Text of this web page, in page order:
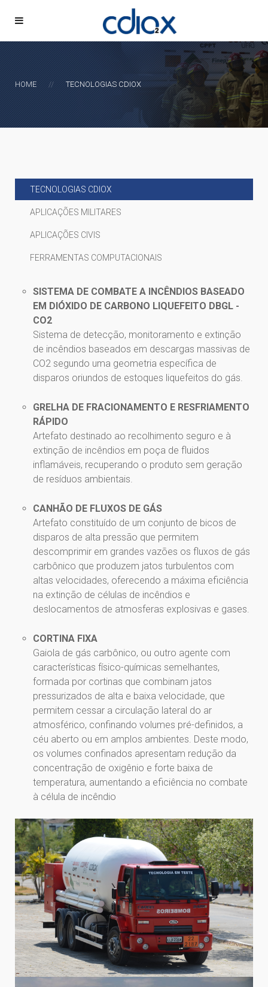
HOME TECNOLOGIAS CDIOX
TECNOLOGIAS CDIOX
APLICAÇÕES MILITARES
APLICAÇÕES CIVIS
FERRAMENTAS COMPUTACIONAIS
SISTEMA DE COMBATE A INCÊNDIOS BASEADO
EM DIÓXIDO DE CARBONO LIQUEFEITO DBGL -
CO2
Sistema de detecção, monitoramento e extinção
de incêndios baseados em descargas massivas de
CO2 segundo uma geometria específica de
disparos oriundos de estoques liquefeitos do gás.
GRELHA DE FRACIONAMENTO E RESFRIAMENTO
RÁPIDO
Artefato destinado ao recolhimento seguro e à
extinção de incêndios em poça de fluidos
inflamáveis, recuperando o produto sem geração
de resíduos ambientais.
CANHÃO DE FLUXOS DE GÁS
Artefato constituído de um conjunto de bicos de
disparos de alta pressão que permitem
descomprimir em grandes vazões os fluxos de gás
carbônico que produzem jatos turbulentos com
altas velocidades, oferecendo a máxima eficiência
na extinção de células de incêndios e
deslocamentos de atmosferas explosivas e gases.
CORTINA FIXA
Gaiola de gás carbônico, ou outro agente com
características físico-químicas semelhantes,
formada por cortinas que combinam jatos
pressurizados de alta e baixa velocidade, que
permitem cessar a circulação lateral do ar
atmosférico, confinando volumes pré-definidos, a
céu aberto ou em amplos ambientes. Deste modo,
os volumes confinados apresentam redução da
concentração de oxigênio e forte baixa de
temperatura, aumentando a eficiência no combate
à célula de incêndio